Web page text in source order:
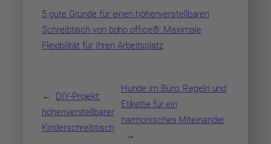
5 gute Gründe für einen höhenverstellbaren
Schreibtisch von boho office®: Maximale
Flexibilität für Ihren Arbeitsplatz
←
DIY-Projekt:
höhenverstellbarer
Kinderschreibtisch
Hunde im Büro: Regeln und
Etikette für ein
harmonisches Miteinander
→